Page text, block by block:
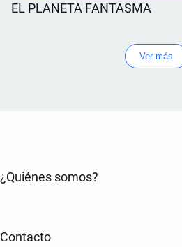
EL PLANETA FANTASMA
Ver más
¿Quiénes somos?
Contacto